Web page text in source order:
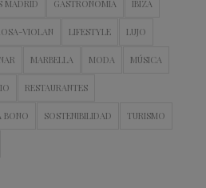
MADRID GASTRONOMIA IBIZA
VIOLAN LIFESTYLE LUJO
MARBELLA MODA MÚSICA
RESTAURANTES
BONO SOSTENIBILIDAD TURISMO